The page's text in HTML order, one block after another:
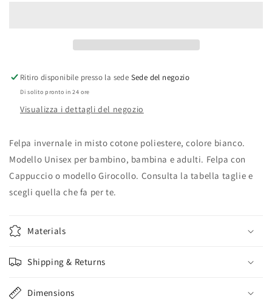
Ritiro disponibile presso la sede Sede del negozio
Di solito pronto in 24 ore
Visualizza i dettagli del negozio
Felpa invernale in misto cotone poliestere, colore bianco.
Modello Unisex per bambino, bambina e adulti. Felpa con
Cappuccio o modello Girocollo. Consulta la tabella taglie e
scegli quella che fa per te.
Materials
Shipping & Returns
Dimensions